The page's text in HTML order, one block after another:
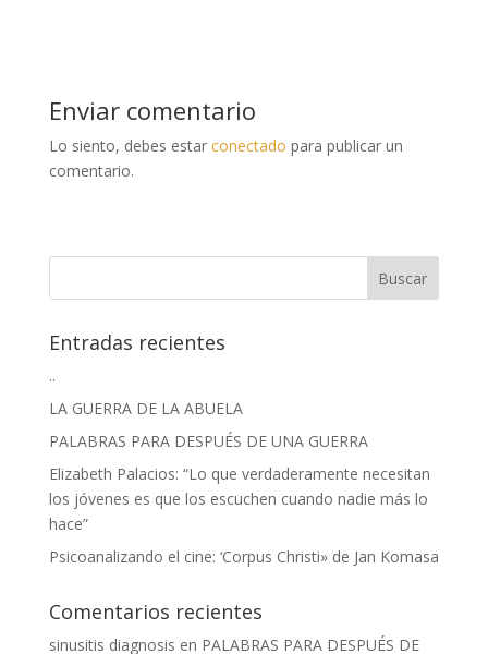
Enviar comentario
Lo siento, debes estar conectado para publicar un
comentario.
Entradas recientes
..
LA GUERRA DE LA ABUELA
PALABRAS PARA DESPUÉS DE UNA GUERRA
Elizabeth Palacios: “Lo que verdaderamente necesitan
los jóvenes es que los escuchen cuando nadie más lo
hace”
Psicoanalizando el cine: ‘Corpus Christi» de Jan Komasa
Comentarios recientes
sinusitis diagnosis en PALABRAS PARA DESPUÉS DE